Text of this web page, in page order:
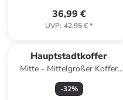
36,99 €
UVP: 42,95 €*
Hauptstadtkoffer
Mitte - Mittelgroßer Koffer
Trolley Reisekoffer TSA,
68cm, 4 Rollen, 88 L in
-32%